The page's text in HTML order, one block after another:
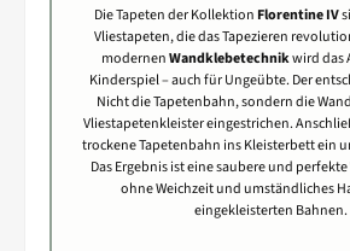
Die Tapeten der Kollektion Florentine IV
Vliestapeten, die das Tapezieren
modernenWandklebetechnikwird das
Kinderspiel – auch für Ungeübte. Der
Nicht die Tapetenbahn, sondern die
Vliestapetenkleister eingestrichen.
trockene Tapetenbahn ins Kleisterbett ein
Das Ergebnis ist eine saubere und
ohne Weichzeit und umständliches
eingekleisterten Bahnen.